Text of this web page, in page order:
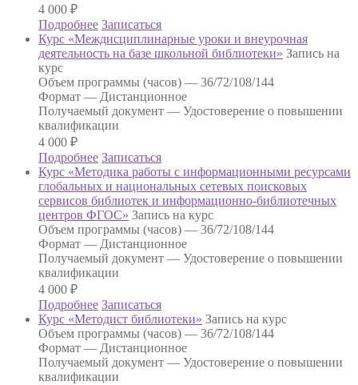
4 000 ₽
Подробнее Записаться
Курс «Междисциплинарные уроки и внеурочная
деятельность на базе школьной библиотеки» Запись на
курс
Объем программы (часов) — 36/72/108/144
Формат — Дистанционное
Получаемый документ — Удостоверение о повышении
квалификации
4 000 ₽
Подробнее Записаться
Курс «Методика работы с информационными ресурсами
глобальных и национальных сетевых поисковых
сервисов библиотек и информационно-библиотечных
центров ФГОС» Запись на курс
Объем программы (часов) — 36/72/108/144
Формат — Дистанционное
Получаемый документ — Удостоверение о повышении
квалификации
4 000 ₽
Подробнее Записаться
Курс «Методист библиотеки» Запись на курс
Объем программы (часов) — 36/72/108/144
Формат — Дистанционное
Получаемый документ — Удостоверение о повышении
квалификации